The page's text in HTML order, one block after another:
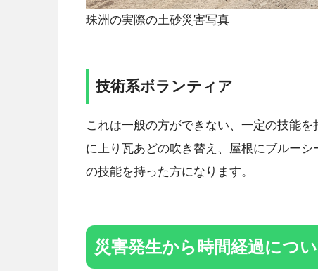
珠洲の実際の土砂災害写真
技術系ボランティア
これは一般の方ができない、一定の技能
に上り瓦あどの吹き替え、屋根にブルー
の技能を持った方になります。
災害発生から時間経過につ